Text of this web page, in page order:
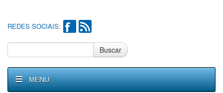
REDES SOCIAIS:
Buscar
MENU